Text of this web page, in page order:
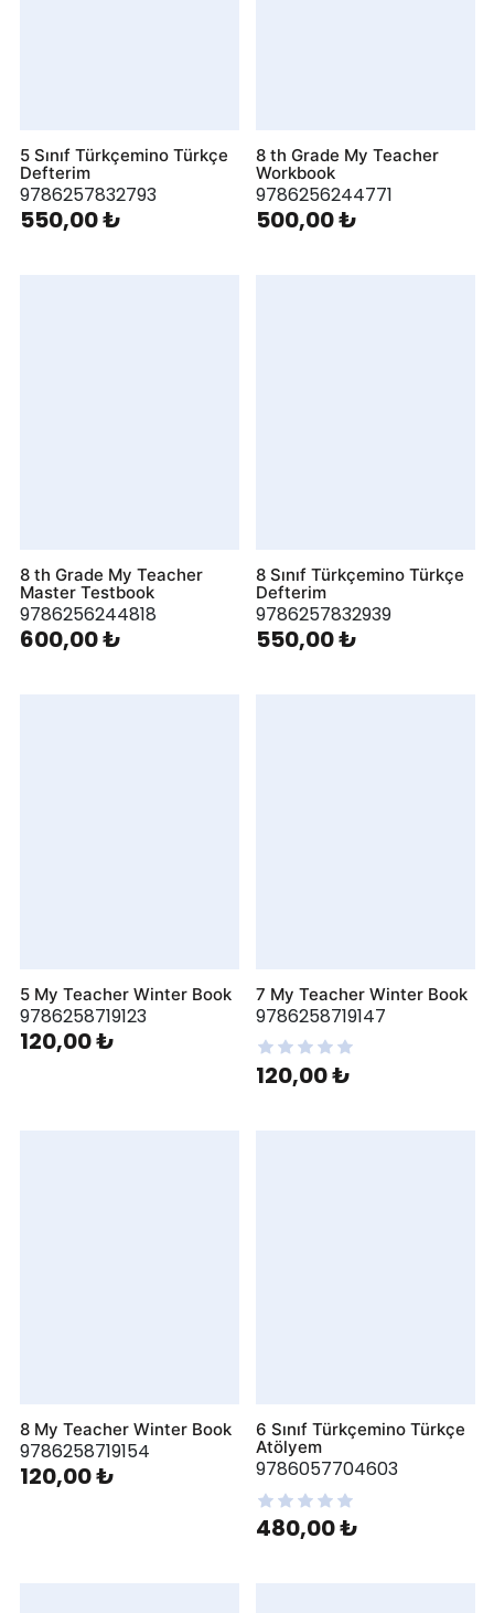
5 Sınıf Türkçemino Türkçe
Defterim
9786257832793
550,00 ₺
8 th Grade My Teacher
Workbook
9786256244771
500,00 ₺
8 th Grade My Teacher
Master Testbook
9786256244818
600,00 ₺
8 Sınıf Türkçemino Türkçe
Defterim
9786257832939
550,00 ₺
5 My Teacher Winter Book
9786258719123
120,00 ₺
7 My Teacher Winter Book
9786258719147
120,00 ₺
8 My Teacher Winter Book
9786258719154
120,00 ₺
6 Sınıf Türkçemino Türkçe
Atölyem
9786057704603
480,00 ₺